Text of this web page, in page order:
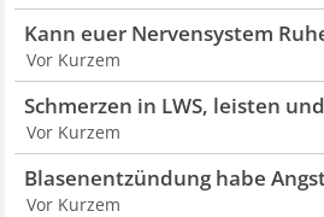
Kann euer Nervensystem
Vor Kurzem
Schmerzen in LWS, leisten
Vor Kurzem
Blasenentzündung habe
Vor Kurzem